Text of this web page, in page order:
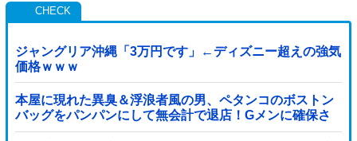
ジャングリア沖縄「3万円です」←ディズニー超えの強気
価格ｗｗｗ
本屋に現れた異臭＆浮浪者風の男、ペタンコのボストン
バッグをパンパンにして無会計で退店！Gメンに確保さ
れ「なんで？」と本気で困惑ｗｗｗ